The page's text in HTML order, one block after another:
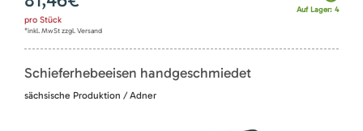
Auf Lager: 4
pro Stück
*inkl. MwSt zzgl. Versand
Schieferhebeeisen handgeschmiedet
sächsische Produktion / Adner